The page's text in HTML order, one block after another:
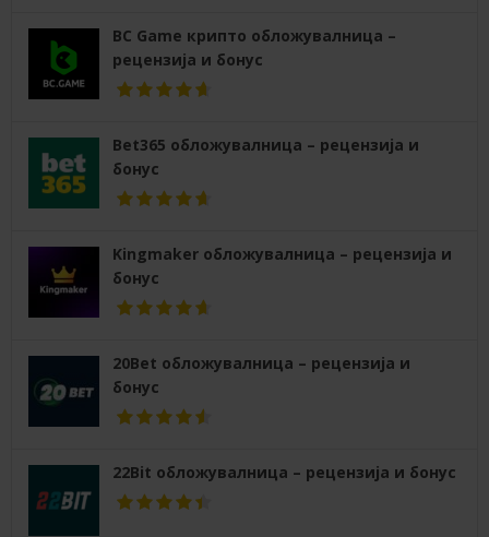
BC Game крипто обложувалница –
рецензија и бонус
Bet365 обложувалница – рецензија и
бонус
Kingmaker обложувалница – рецензија и
бонус
20Bet обложувалница – рецензија и
бонус
22Bit обложувалница – рецензија и бонус